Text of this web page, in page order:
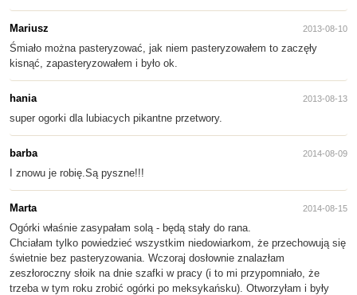
Mariusz 2013-08-10
Śmiało można pasteryzować, jak niem pasteryzowałem to zaczęły
kisnąć, zapasteryzowałem i było ok.
hania 2013-08-13
super ogorki dla lubiacych pikantne przetwory.
barba 2014-08-09
I znowu je robię.Są pyszne!!!
Marta 2014-08-15
Ogórki właśnie zasypałam solą - będą stały do rana.
Chciałam tylko powiedzieć wszystkim niedowiarkom, że przechowują się
świetnie bez pasteryzowania. Wczoraj dosłownie znalazłam
zeszłoroczny słoik na dnie szafki w pracy (i to mi przypomniało, że
trzeba w tym roku zrobić ogórki po meksykańsku). Otworzyłam i były